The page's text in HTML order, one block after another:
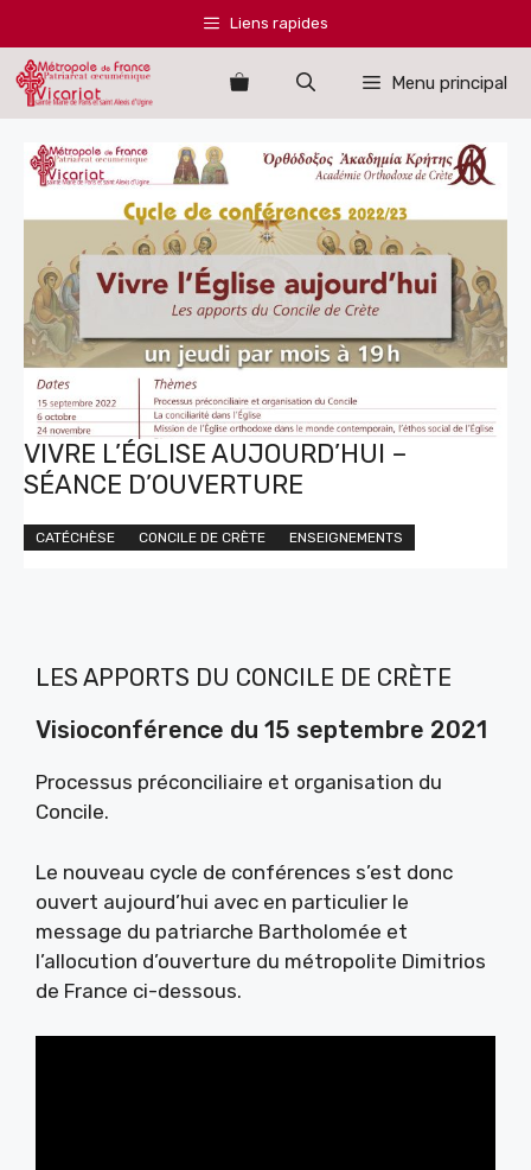
au
contenu
Liens rapides
Menu principal
VIVRE L’ÉGLISE AUJOURD’HUI –
SÉANCE D’OUVERTURE
CATÉCHÈSE CONCILE DE CRÈTE ENSEIGNEMENTS
LES APPORTS DU CONCILE DE CRÈTE
Visioconférence du 15 septembre 2021
Processus préconciliaire et organisation du
Concile.
Le nouveau cycle de conférences s’est donc
ouvert aujourd’hui avec en particulier le
message du patriarche Bartholomée et
l’allocution d’ouverture du métropolite Dimitrios
de France ci-dessous.